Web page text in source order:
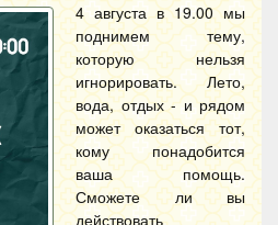
4 августа в 19.00 мы
поднимем тему,
которую нельзя
игнорировать. Лето,
вода, отдых - и рядом
может оказаться тот,
кому понадобится
ваша помощь.
Сможете ли вы
действовать